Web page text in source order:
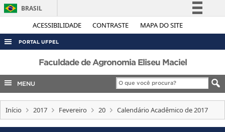
ACESSIBILIDADE CONTRASTE MAPA DO SITE
BRASIL
Simplifique!
Legislação
Canais
PORTAL UFPEL
ACESSO À INFORMAÇÃO
AUDITORIA
COBALTO
CONCURSOS
EDITAIS
Faculdade de Agronomia Eliseu Maciel
MENU
Início 2017 Fevereiro 20 Calendário Acadêmico de 2017